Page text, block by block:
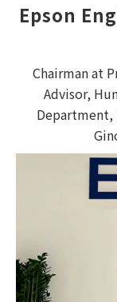
Epson
Chairman at
Advisor,
Department,